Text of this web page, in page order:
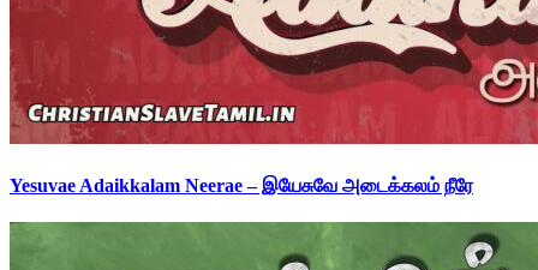
Yesuvae Adaikkalam Neerae – இயேசுவே அடைக்கலம் நீரே